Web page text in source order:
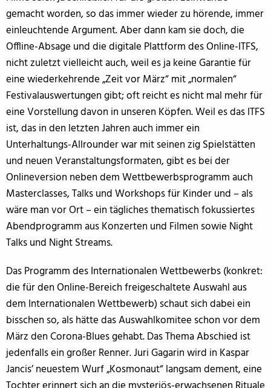
gemacht worden, so das immer wieder zu hörende, immer
einleuchtende Argument. Aber dann kam sie doch, die
Offline-Absage und die digitale Plattform des Online-ITFS,
nicht zuletzt vielleicht auch, weil es ja keine Garantie für
eine wiederkehrende „Zeit vor März“ mit „normalen“
Festivalauswertungen gibt; oft reicht es nicht mal mehr für
eine Vorstellung davon in unseren Köpfen. Weil es das ITFS
ist, das in den letzten Jahren auch immer ein
Unterhaltungs-Allrounder war mit seinen zig Spielstätten
und neuen Veranstaltungsformaten, gibt es bei der
Onlineversion neben dem Wettbewerbsprogramm auch
Masterclasses, Talks und Workshops für Kinder und – als
wäre man vor Ort – ein tägliches thematisch fokussiertes
Abendprogramm aus Konzerten und Filmen sowie Night
Talks und Night Streams.
Das Programm des Internationalen Wettbewerbs (konkret:
die für den Online-Bereich freigeschaltete Auswahl aus
dem Internationalen Wettbewerb) schaut sich dabei ein
bisschen so, als hätte das Auswahlkomitee schon vor dem
März den Corona-Blues gehabt. Das Thema Abschied ist
jedenfalls ein großer Renner. Juri Gagarin wird in Kaspar
Jancis’ neuestem Wurf „Kosmonaut“ langsam dement, eine